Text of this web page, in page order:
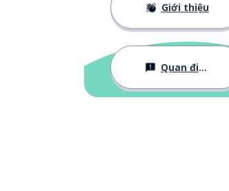
Giới thiệu
Quan điểm